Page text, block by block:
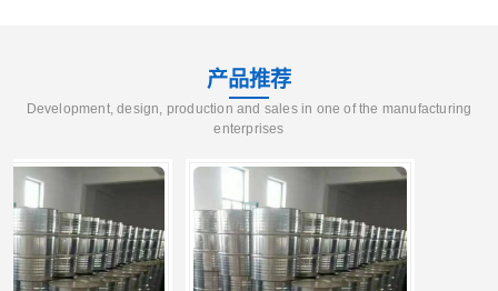
产品推荐
Development, design, production and sales in one of the manufacturing
enterprises